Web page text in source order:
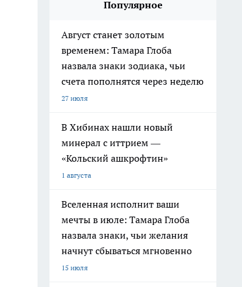
Популярное
Август станет золотым
временем: Тамара Глоба
назвала знаки зодиака, чьи
счета пополнятся через неделю
27 июля
В Хибинах нашли новый
минерал с иттрием —
«Кольский ашкрофтин»
1 августа
Вселенная исполнит ваши
мечты в июле: Тамара Глоба
назвала знаки, чьи желания
начнут сбываться мгновенно
15 июля